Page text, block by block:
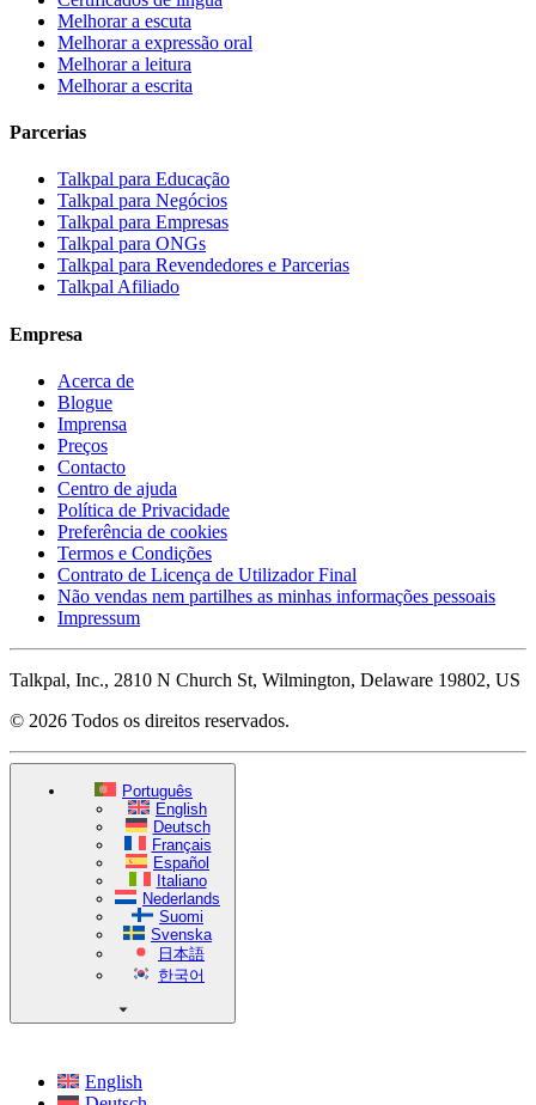
Melhorar a escuta
Melhorar a expressão oral
Melhorar a leitura
Melhorar a escrita
Parcerias
Talkpal para Educação
Talkpal para Negócios
Talkpal para Empresas
Talkpal para ONGs
Talkpal para Revendedores e Parcerias
Talkpal Afiliado
Empresa
Acerca de
Blogue
Imprensa
Preços
Contacto
Centro de ajuda
Política de Privacidade
Preferência de cookies
Termos e Condições
Contrato de Licença de Utilizador Final
Não vendas nem partilhes as minhas informações pessoais
Impressum
Talkpal, Inc., 2810 N Church St, Wilmington, Delaware 19802, US
© 2026 Todos os direitos reservados.
Português
English
Deutsch
Français
Español
Italiano
Nederlands
Suomi
Svenska
日本語
한국어
English